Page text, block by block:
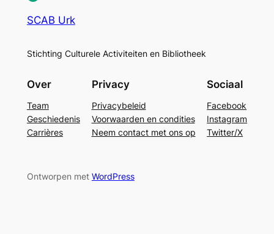
SCAB Urk
Stichting Culturele Activiteiten en Bibliotheek
Over
Team
Geschiedenis
Carrières
Privacy
Privacybeleid
Voorwaarden en condities
Neem contact met ons op
Sociaal
Facebook
Instagram
Twitter/X
Ontworpen met WordPress